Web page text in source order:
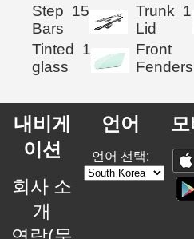
Step
Bars
15
Trunk
Lid
1
Tinted
glass
1
Front
Fenders
내비게
이션
회사 소
개
언어
언어 선택: